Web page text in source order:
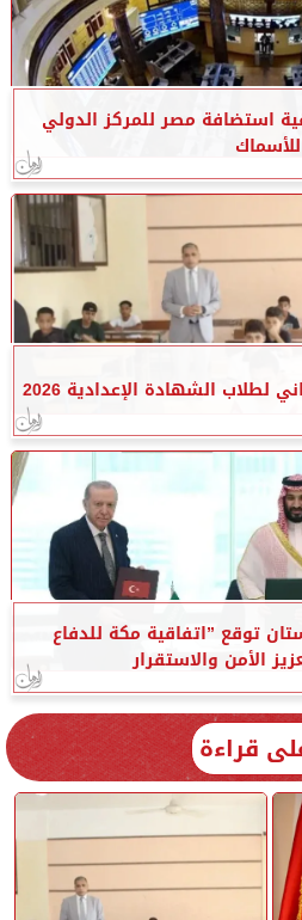
استضافة مصر للمركز الدولي
للأسماك
لطلاب الشهادة الإعدادية 2026
توقع ”اتفاقية مكة للدفاع
الأمن والاستقرار
قراءة